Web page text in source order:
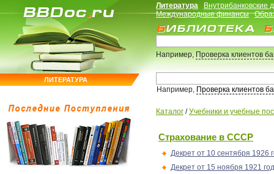
ЛИТЕРАТУРА
Литература
Внутрибанковские
Международные финансы
Например,Проверка клиентов
Например, Проверка клиентов
Каталог /Учебники и учебные
Страхование в СССР
Декрет от 10 сентября 1926
Декрет от 15 ноября 1921